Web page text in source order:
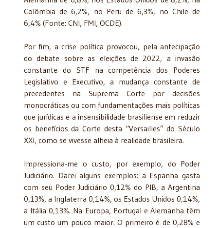
Colômbia de 6,2%, no Peru de 6,3%, no Chile de
6,4% (Fonte: CNI, FMI, OCDE).
Por fim, a crise política provocou, pela antecipação
do debate sobre as eleições de 2022, a invasão
constante do STF na competência dos Poderes
Legislativo e Executivo, a mudança constante de
precedentes na Suprema Corte por decisões
monocráticas ou com fundamentações mais políticas
que jurídicas e a insensibilidade brasiliense em reduzir
os benefícios da Corte desta “Versailles” do Século
XXI, como se vivesse alheia à realidade brasileira.
Impressiona-me o custo, por exemplo, do Poder
Judiciário. Darei alguns exemplos: a Espanha gasta
com seu Poder Judiciário 0,12% do PIB, a Argentina
0,13%, a Inglaterra 0,14%, os Estados Unidos 0,14%,
a Itália 0,13%. Na Europa, Portugal e Alemanha têm
um custo um pouco maior. O primeiro é de 0,28% e